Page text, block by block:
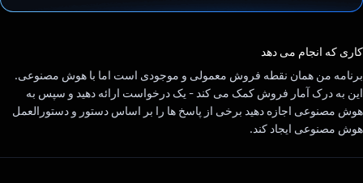
کاری که انجام می دهد
برنامه من همان نقطه فروش معمولی و موجودی است اما با هوش مصنوعی.
این به درک آمار فروش کمک می کند - یک درخواست ارائه دهید و سپس به
هوش مصنوعی اجازه دهید برخی از پاسخ ها را بر اساس دستور و دستورالعمل
هوش مصنوعی ایجاد کند.